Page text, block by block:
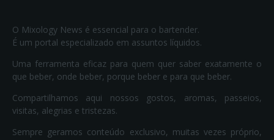
O Mixology News é essencial para o bartender.
É um portal especializado em assuntos líquidos.
Uma ferramenta eficaz para quem quer saber exatamente o
que beber, onde beber, porque beber e para que beber.
Compartilhamos aqui nossos gostos, aromas, passeios,
visitas, alegrias e tristezas.
Sempre geramos conteúdo exclusivo, muitas vezes próprio,